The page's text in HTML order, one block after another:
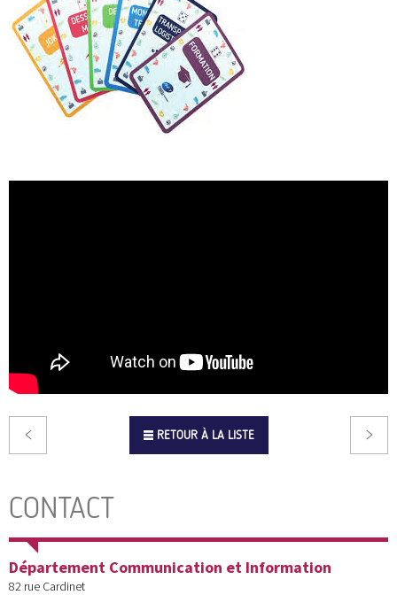
RETOUR À LA LISTE
CONTACT
Département Communication et Information
82 rue Cardinet